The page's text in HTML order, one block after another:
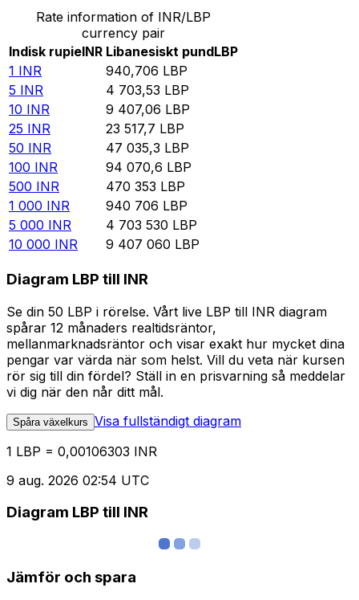
Rate information of INR/LBP
currency pair
Indisk rupieINR Libanesiskt pundLBP
1 INR 940,706 LBP
5 INR 4 703,53 LBP
10 INR 9 407,06 LBP
25 INR 23 517,7 LBP
50 INR 47 035,3 LBP
100 INR 94 070,6 LBP
500 INR 470 353 LBP
1 000 INR 940 706 LBP
5 000 INR 4 703 530 LBP
10 000 INR 9 407 060 LBP
Diagram LBP till INR
Se din 50 LBP i rörelse. Vårt live LBP till INR diagram
spårar 12 månaders realtidsräntor,
mellanmarknadsräntor och visar exakt hur mycket dina
pengar var värda när som helst. Vill du veta när kursen
rör sig till din fördel? Ställ in en prisvarning så meddelar
vi dig när den når ditt mål.
Spåra växelkurs Visa fullständigt diagram
1 LBP = 0,00106303 INR
9 aug. 2026 02:54 UTC
Diagram LBP till INR
Jämför och spara